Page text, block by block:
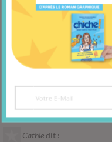
Très efficace pour gérer mon
Répondre
Cathie dit :